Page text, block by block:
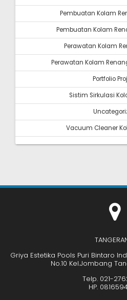
Pembuatan Kolam
Pembuatan Kolam
Perawatan Kolam
Perawatan Kolam
Portfolio
Sistim Sirkulasi
Vacuum Cleaner
Griya Estetika Pools Puri Bintaro
No.10 Kel.Jombang
Telp. 021-
HP.